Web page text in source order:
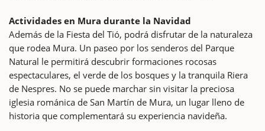
Actividades en Mura durante la Navidad
Además de la Fiesta del Tió, podrá disfrutar de la naturaleza
que rodea Mura. Un paseo por los senderos del Parque
Natural le permitirá descubrir formaciones rocosas
espectaculares, el verde de los bosques y la tranquila Riera
de Nespres. No se puede marchar sin visitar la preciosa
iglesia románica de San Martín de Mura, un lugar lleno de
historia que complementará su experiencia navideña.